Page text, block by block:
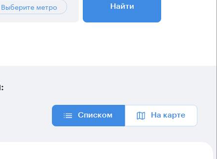
Выберите метро Найти
Списком На карте